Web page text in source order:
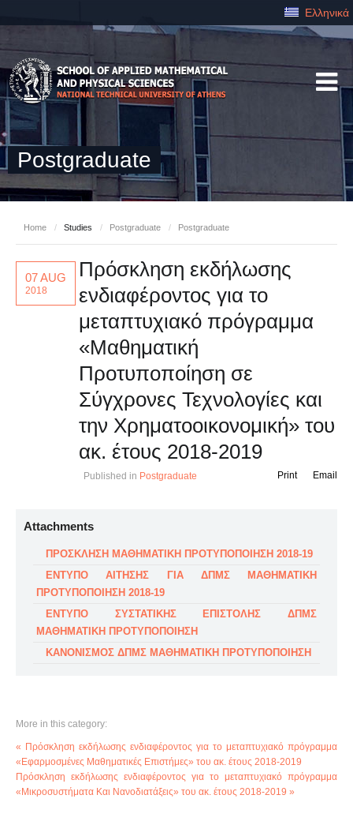
Ελληνικά
Postgraduate
Home / Studies / Postgraduate / Postgraduate
07 AUG
2018
Πρόσκληση εκδήλωσης
ενδιαφέροντος για το
μεταπτυχιακό πρόγραμμα
«Μαθηματική
Προτυποποίηση σε
Σύγχρονες Τεχνολογίες και
την Χρηματοοικονομική» του
ακ. έτους 2018-2019
Published in Postgraduate Email
Print
Attachments
ΠΡΟΣΚΛΗΣΗ ΜΑΘΗΜΑΤΙΚΗ ΠΡΟΤΥΠΟΠΟΙΗΣΗ 2018-19
ΕΝΤΥΠΟ ΑΙΤΗΣΗΣ ΓΙΑ ΔΠΜΣ ΜΑΘΗΜΑΤΙΚΗ
ΠΡΟΤΥΠΟΠΟΙΗΣΗ 2018-19
ΕΝΤΥΠΟ ΣΥΣΤΑΤΙΚΗΣ ΕΠΙΣΤΟΛΗΣ ΔΠΜΣ
ΜΑΘΗΜΑΤΙΚΗ ΠΡΟΤΥΠΟΠΟΙΗΣΗ
ΚΑΝΟΝΙΣΜΟΣ ΔΠΜΣ ΜΑΘΗΜΑΤΙΚΗ ΠΡΟΤΥΠΟΠΟΙΗΣΗ
More in this category:
« Πρόσκληση εκδήλωσης ενδιαφέροντος για το μεταπτυχιακό πρόγραμμα
«Εφαρμοσμένες Μαθηματικές Επιστήμες» του ακ. έτους 2018-2019
Πρόσκληση εκδήλωσης ενδιαφέροντος για το μεταπτυχιακό πρόγραμμα
«Μικροσυστήματα Και Νανοδιατάξεις» του ακ. έτους 2018-2019 »